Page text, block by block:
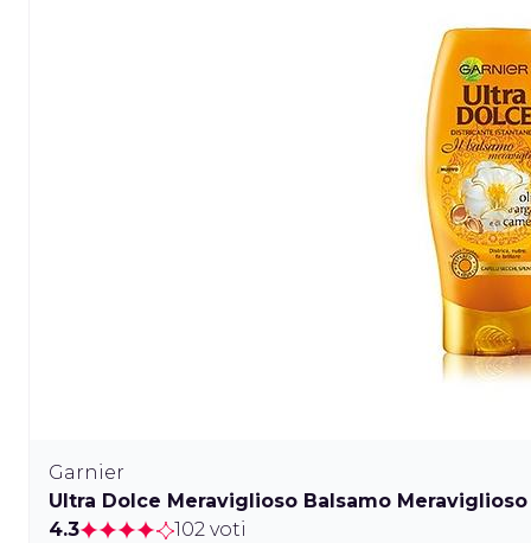
Garnier
Ultra Dolce Meraviglioso Balsamo
4.3
102 voti